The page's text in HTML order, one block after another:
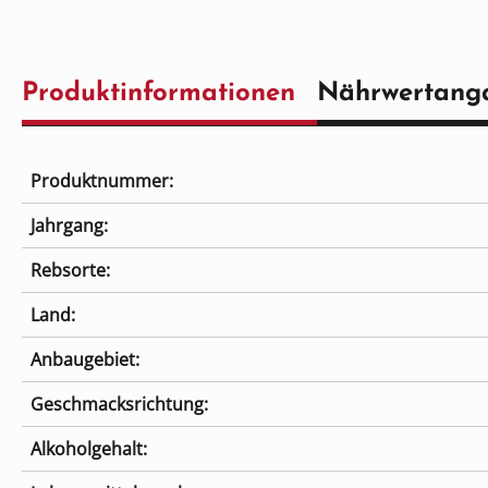
Produktinformationen
Produktnummer:
Land:
Anbaugebiet:
Rebsorte:
Jahrgang:
Geschmacksrichtung:
Alkoholgehalt: